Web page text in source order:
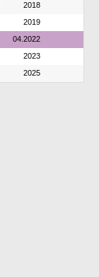
2018
2019
04.2022
2023
2025